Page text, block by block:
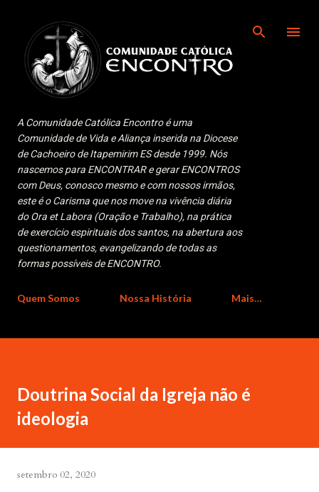
A Comunidade Católica Encontro é uma
Comunidade de Vida e Aliança inserida na Diocese
de Cachoeiro de Itapemirim ES desde 1999. Nós
nascemos para ENCONTRAR e gerar ENCONTROS
com Deus, conosco mesmo e com nossos irmãos,
este é o Carisma que nos move na vivência diária
do Ora et Labora (Oração e Trabalho), na prática
de exercício espirituais dos santos, na abertura aos
questionamentos, evangelizando de todas as
formas possíveis de ENCONTRO.
Quem Somos Nossa História Mais…
Doutrina Social da Igreja não é
ideologia
setembro 02, 2020